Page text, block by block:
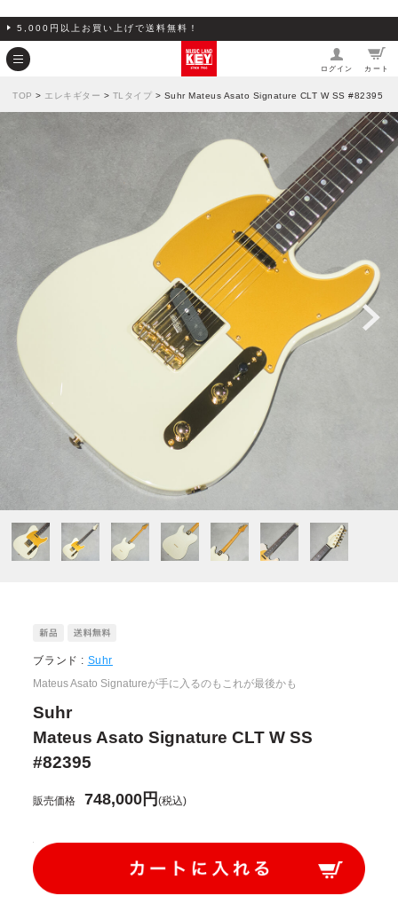
5,000円以上お買い上げで送料無料！
ログイン カート
TOP > エレキギター > TLタイプ > Suhr Mateus Asato Signature CLT W SS #82395
ブランド : Suhr
Mateus Asato Signatureが手に入るのもこれが最後かも
Suhr
Mateus Asato Signature CLT W SS
#82395
販売価格 748,000円(税込)